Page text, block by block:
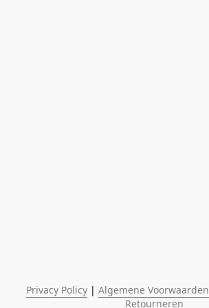
Privacy Policy | Algemene Voorwaarden
Retourneren